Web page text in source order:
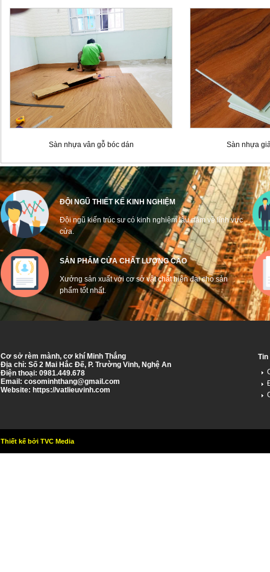
Sàn nhựa vân gỗ bóc dán Sàn nhựa
ĐỘI NGŨ THIẾT KẾ KINH NGHIỆM
Đội ngũ kiến trúc sư có kinh nghiệm lâu năm về lĩnh vực
cửa.
SẢN PHẨM CỬA CHẤT LƯỢNG CAO
Xưởng sản xuất với cơ sở vật chất hiện đại cho sản
phẩm tốt nhất.
Cơ sở rèm mành, cơ khí Minh Thắng
Địa chỉ: Số 2 Mai Hắc Đế, P. Trường Vinh, Nghệ An
Điện thoại: 0981.449.678
Email: cosominhthang@gmail.com
Website: https://vatlieuvinh.com
Thiết kế bởi TVC Media